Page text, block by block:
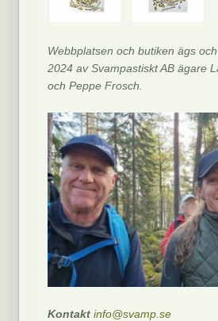
Webbplatsen och butiken ägs
2024 av Svampastiskt AB ägare
och Peppe Frosch.
Kontaktinfo@svamp.se